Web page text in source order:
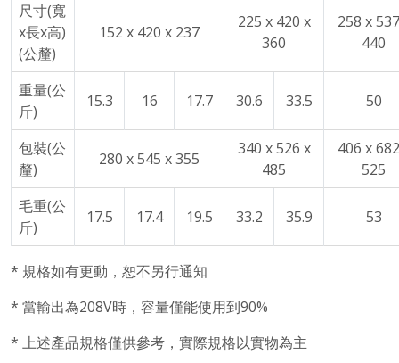
尺寸(寬
x長x高)
(公釐)
152 x 420 x 237
225 x 420 x
360
258 x
440
重量(公
斤)
15.3 16 17.7 30.6 33.5 50
包裝(公
釐)
280 x 545 x 355
340 x 526 x
485
406 x
525
毛重(公
斤)
17.5 17.4 19.5 33.2 35.9 53
* 規格如有更動，恕不另行通知
* 當輸出為208V時，容量僅能使用到90%
* 上述產品規格僅供參考，實際規格以實物為主